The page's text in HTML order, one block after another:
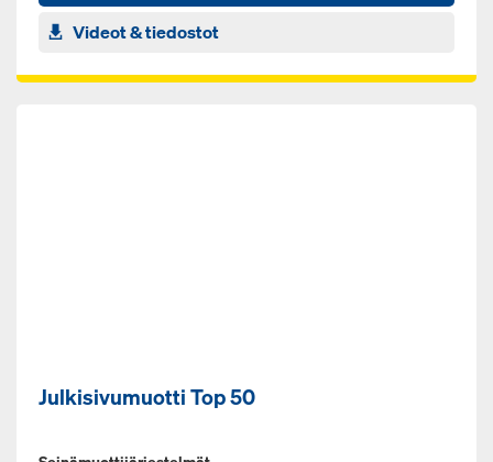
Videot & tiedostot
Julkisivumuotti Top 50